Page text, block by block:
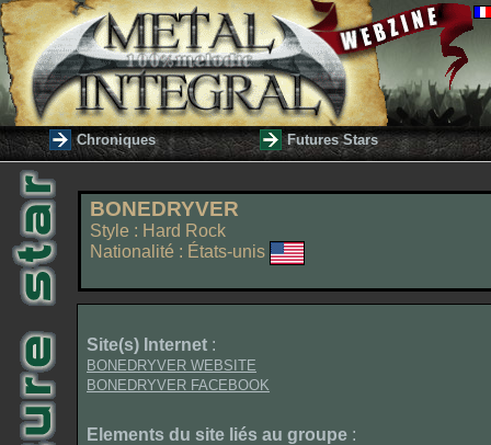
Chroniques Futures Stars
BONEDRYVER
Style : Hard Rock
Nationalité : États-unis
Site(s) Internet :
BONEDRYVER WEBSITE
BONEDRYVER FACEBOOK
Elements du site liés au groupe :